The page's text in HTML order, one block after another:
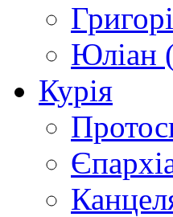
Юліан
Курія